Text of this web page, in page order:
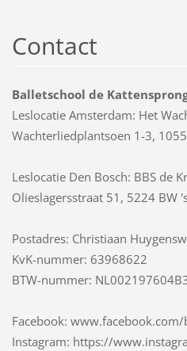
Contact
Balletschool de
Leslocatie Amsterdam: Het
Wachterliedplantsoen 1-3,
Leslocatie Den Bosch: BBS de
Olieslagersstraat 51, 5224 BW
Postadres: Christiaan
KvK-nummer: 63968622
BTW-nummer:
Facebook:
Instagram: https://